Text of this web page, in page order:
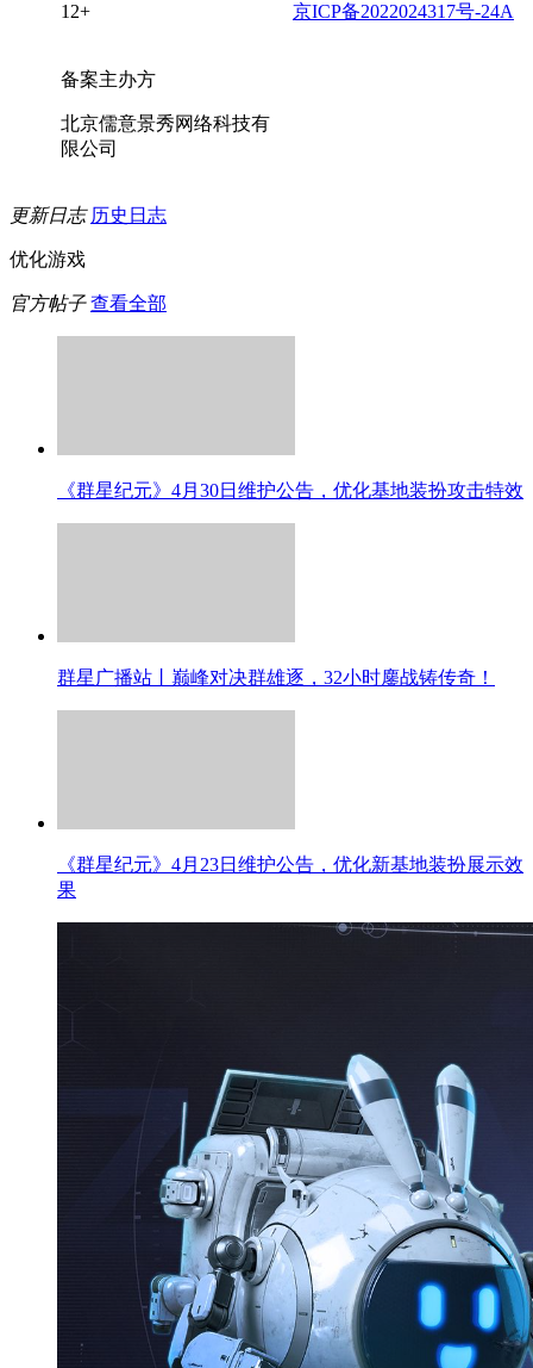
12+ 京ICP备2022024317号-24A
备案主办方
北京儒意景秀网络科技有
限公司
更新日志 历史日志
优化游戏
官方帖子 查看全部